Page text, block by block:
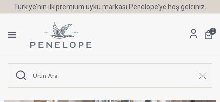
Türkiye’nin ilk premium uyku markası Penelope’ye hoş geldiniz.
0